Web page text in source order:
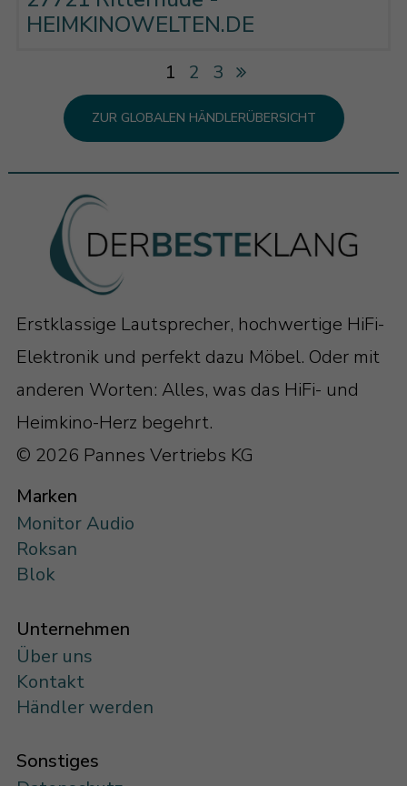
HEIMKINOWELTEN.DE
1 2 3
ZUR GLOBALEN HÄNDLERÜBERSICHT
Erstklassige Lautsprecher, hochwertige HiFi-
Elektronik und perfekt dazu Möbel. Oder mit
anderen Worten: Alles, was das HiFi- und
Heimkino-Herz begehrt.
© 2026 Pannes Vertriebs KG
Marken
Monitor Audio
Roksan
Blok
Unternehmen
Über uns
Kontakt
Händler werden
Sonstiges